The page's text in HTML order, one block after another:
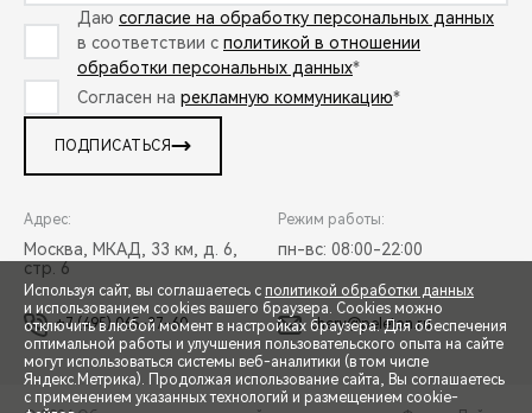
СПЕЦПРЕДЛОЖЕНИЯ
Даю согласие на обработку персональных данных
в соответствии с политикой в отношении
обработки персональных данных*
Согласен на рекламную коммуникацию*
ПОДПИСАТЬСЯ
Адрес:
Москва, МКАД, 33 км, д. 6,
стр. 6
Режим работы:
пн-вс: 08:00-22:00
+7 (495) 065-37-60 chery@peleton.ru
Используя сайт, вы соглашаетесь с политикой обработки данных
и использованием cookies вашего браузера. Cookies можно
отключить в любой момент в настройках браузера. Для обеспечения
оптимальной работы и улучшения пользовательского опыта на сайте
могут использоваться системы веб-аналитики (в том числе
Яндекс.Метрика). Продолжая использование сайта, Вы соглашаетесь
с применением указанных технологий и размещением cookie-